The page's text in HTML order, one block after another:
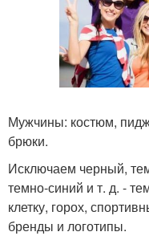
Мужчины: костюм,
брюки.
Исключаем черный,
темно-синий и т. д. -
клетку, горох,
бренды и логотипы.